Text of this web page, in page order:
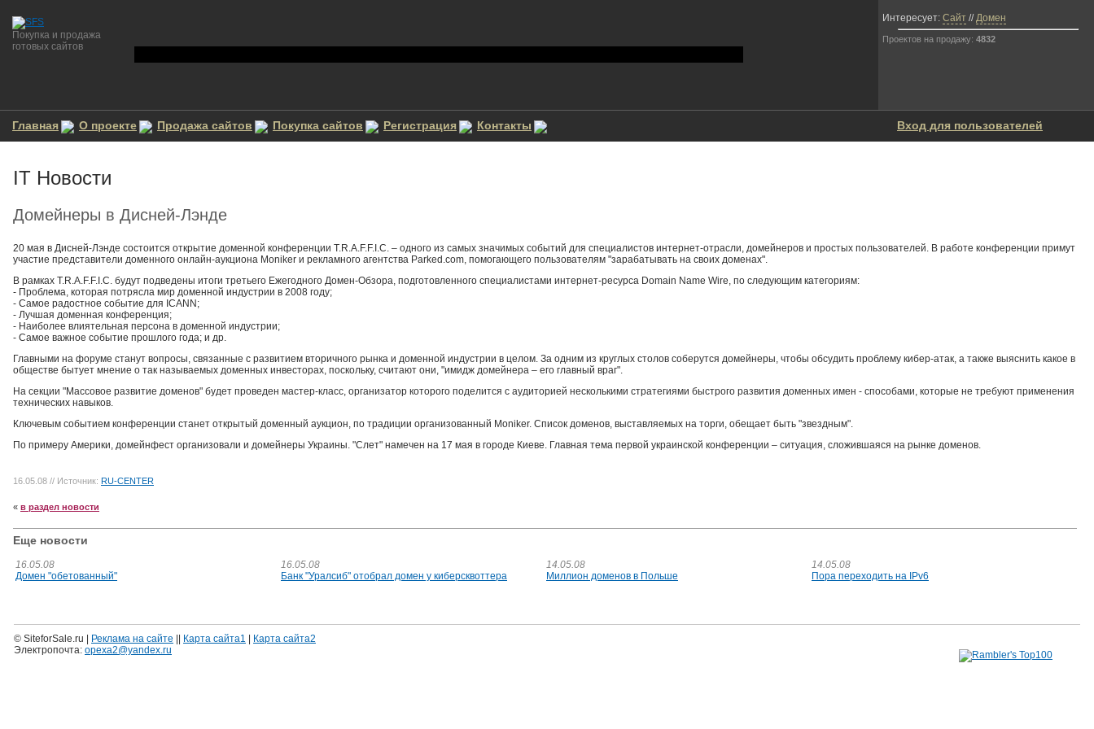
Покупка и продажа
готовых сайтов
Интересует: Сайт //Домен
Проектов на продажу: 4832
Главная О проекте Продажа сайтов Покупка сайтов Регистрация Контакты Вход для пользователей
IT Новости
Домейнеры в Дисней-Лэнде
20 мая в Дисней-Лэнде состоится открытие доменной конференции T.R.A.F.F.I.C. – одного из самых значимых событий для специалистов интернет-отрасли, домейнеров и простых пользователей. В работе конференции примут
участие представители доменного онлайн-аукциона Moniker и рекламного агентства Parked.com, помогающего пользователям "зарабатывать на своих доменах".
В рамках T.R.A.F.F.I.C. будут подведены итоги третьего Ежегодного Домен-Обзора, подготовленного специалистами интернет-ресурса Domain Name Wire, по следующим категориям:
- Проблема, которая потрясла мир доменной индустрии в 2008 году;
- Самое радостное событие для ICANN;
- Лучшая доменная конференция;
- Наиболее влиятельная персона в доменной индустрии;
- Самое важное событие прошлого года; и др.
Главными на форуме станут вопросы, связанные с развитием вторичного рынка и доменной индустрии в целом. За одним из круглых столов соберутся домейнеры, чтобы обсудить проблему кибер-атак, а также выяснить какое в
обществе бытует мнение о так называемых доменных инвесторах, поскольку, считают они, "имидж домейнера – его главный враг".
На секции "Массовое развитие доменов" будет проведен мастер-класс, организатор которого поделится с аудиторией несколькими стратегиями быстрого развития доменных имен - способами, которые не требуют применения
технических навыков.
Ключевым событием конференции станет открытый доменный аукцион, по традиции организованный Moniker. Список доменов, выставляемых на торги, обещает быть "звездным".
По примеру Америки, домейнфест организовали и домейнеры Украины. "Слет" намечен на 17 мая в городе Киеве. Главная тема первой украинской конференции – ситуация, сложившаяся на рынке доменов.
16.05.08 // Источник: RU-CENTER
« в раздел новости
Еще новости
16.05.08
Домен "обетованный"
16.05.08
Банк "Уралсиб" отобрал домен у киберсквоттера
14.05.08
Миллион доменов в Польше
14.05.08
Пора переходить на IPv6
© SiteforSale.ru | Реклама на сайте Карта сайта1
Карта сайта2
Электропочта: opexa2@yandex.ru